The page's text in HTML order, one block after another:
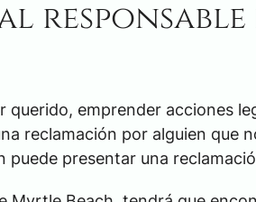
responsable
querido, emprender acciones
reclamación por alguien que
puede presentar una